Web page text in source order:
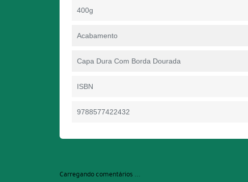
400g
Acabamento
Capa Dura Com Borda Dourada
ISBN
9788577422432
Carregando comentários ...